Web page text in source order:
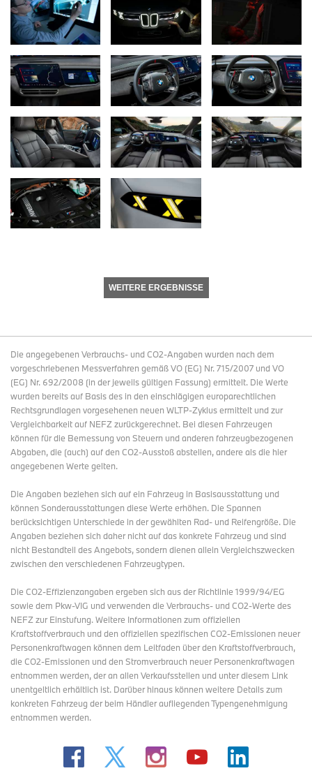
WEITERE ERGEBNISSE
Die angegebenen Verbrauchs- und CO2-Angaben wurden nach dem
vorgeschriebenen Messverfahren gemäß VO (EG) Nr. 715/2007 und VO
(EG) Nr. 692/2008 (in der jeweils gültigen Fassung) ermittelt. Die Werte
wurden bereits auf Basis des in den einschlägigen europarechtlichen
Rechtsgrundlagen vorgesehenen neuen WLTP-Zyklus ermittelt und zur
Vergleichbarkeit auf NEFZ zurückgerechnet. Bei diesen Fahrzeugen
können für die Bemessung von Steuern und anderen fahrzeugbezogenen
Abgaben, die (auch) auf den CO2-Ausstoß abstellen, andere als die hier
angegebenen Werte gelten.
Die Angaben beziehen sich auf ein Fahrzeug in Basisausstattung und
können Sonderausstattungen diese Werte erhöhen. Die Spannen
berücksichtigen Unterschiede in der gewählten Rad- und Reifengröße. Die
Angaben beziehen sich daher nicht auf das konkrete Fahrzeug und sind
nicht Bestandteil des Angebots, sondern dienen allein Vergleichszwecken
zwischen den verschiedenen Fahrzeugtypen.
Die CO2-Effizienzangaben ergeben sich aus der Richtlinie 1999/94/EG
sowie dem Pkw-VIG und verwenden die Verbrauchs- und CO2-Werte des
NEFZ zur Einstufung. Weitere Informationen zum offiziellen
Kraftstoffverbrauch und den offiziellen spezifischen CO2-Emissionen neuer
Personenkraftwagen können dem Leitfaden über den Kraftstoffverbrauch,
die CO2-Emissionen und den Stromverbrauch neuer Personenkraftwagen
entnommen werden, der an allen Verkaufsstellen und unter diesem Link
unentgeltlich erhältlich ist. Darüber hinaus können weitere Details zum
konkreten Fahrzeug der beim Händler aufliegenden Typengenehmigung
entnommen werden.